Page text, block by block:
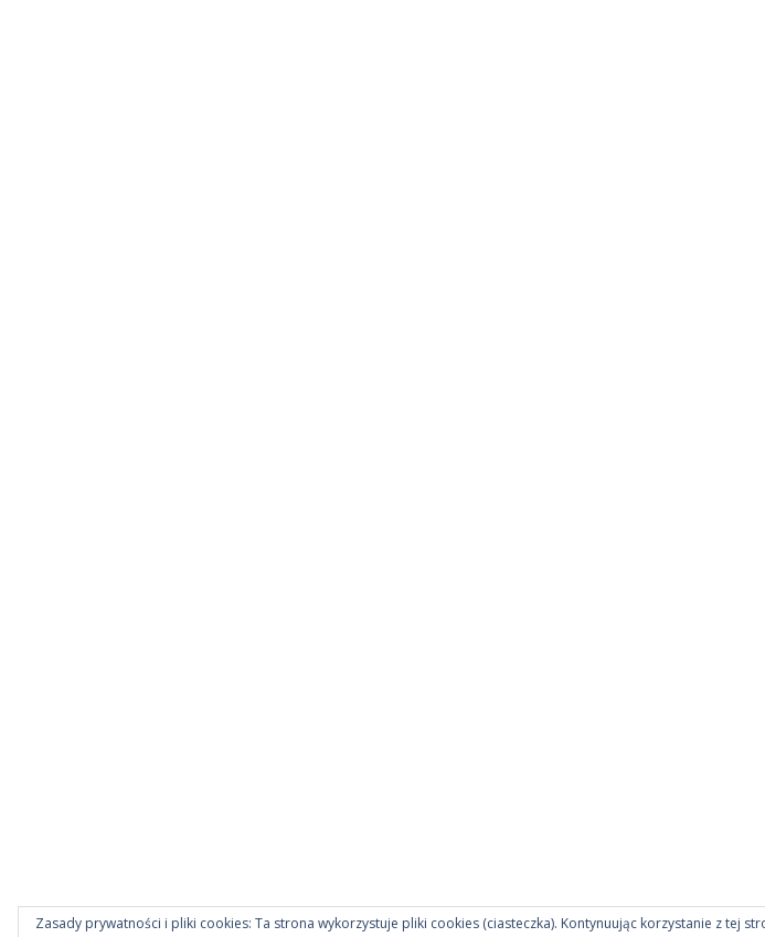
Zasady prywatności i pliki cookies: Ta strona wykorzystuje pliki cookies (ciasteczka). Kontynuując korzystanie z tej